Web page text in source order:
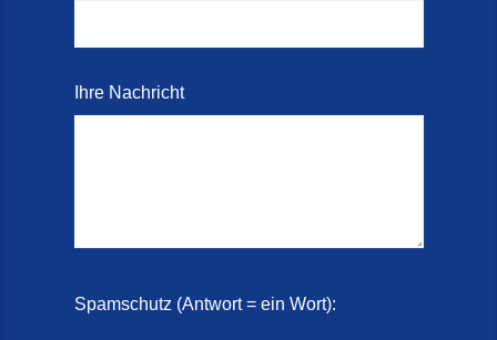
Ihre Nachricht
Spamschutz (Antwort = ein Wort):